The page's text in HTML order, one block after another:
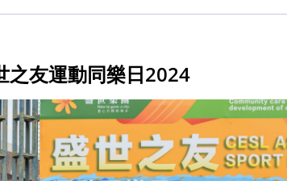
之友運動同樂日2024